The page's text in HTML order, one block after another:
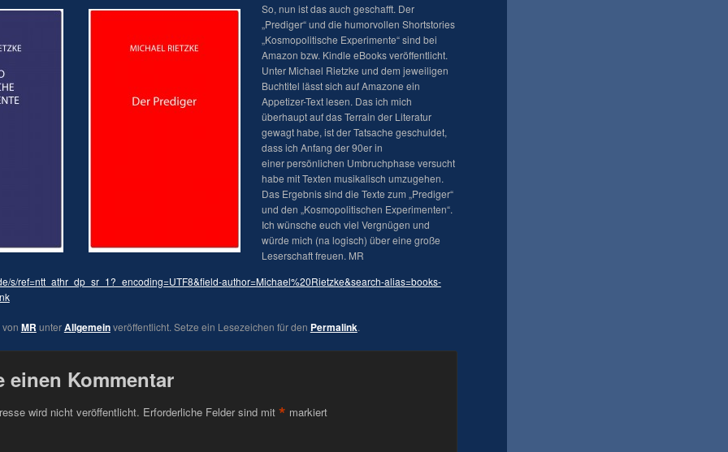
So, nun ist das auch geschafft. Der
„Prediger“ und die humorvollen Shortstories
„Kosmopolitische Experimente“ sind bei
Amazon bzw. Kindle eBooks veröffentlicht.
Unter Michael Rietzke und dem jeweiligen
Buchtitel lässt sich auf Amazone ein
Appetizer-Text lesen. Das ich mich
überhaupt auf das Terrain der Literatur
gewagt habe, ist der Tatsache geschuldet,
dass ich Anfang der 90er in
einer persönlichen Umbruchphase versucht
habe mit Texten musikalisch umzugehen.
Das Ergebnis sind die Texte zum „Prediger“
und den „Kosmopolitischen Experimenten“.
Ich wünsche euch viel Vergnügen und
würde mich (na logisch) über eine große
Leserschaft freuen. MR
s/ref=ntt_athr_dp_sr_1?_encoding=UTF8&field-author=Michael%20Rietzke&search-alias=books-
MR unterAllgemeinveröffentlicht. Setze ein Lesezeichen für den Permalink.
einen Kommentar
wird nicht veröffentlicht. Erforderliche Felder sind mit* markiert